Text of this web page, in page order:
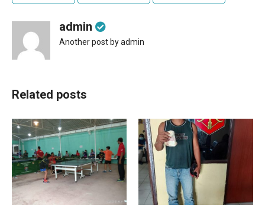
admin
Another post by admin
Related posts